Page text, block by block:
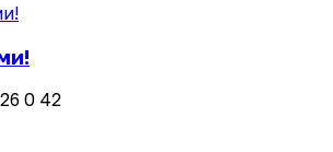
0 42